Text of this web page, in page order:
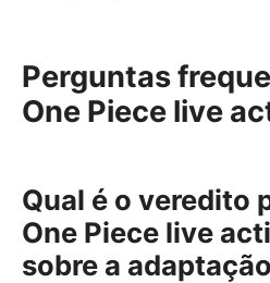
Perguntas
One Piece live
Qual é o veredito
One Piece live
sobre a